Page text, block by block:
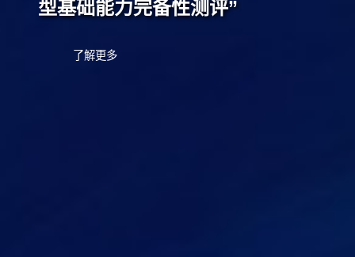
型基础能力完备性测评”
了解更多